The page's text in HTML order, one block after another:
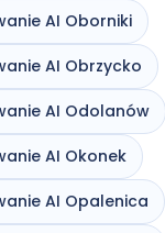
AI Oborniki
AI Obrzycko
AI Odolanów
AI Okonek
AI Opalenica